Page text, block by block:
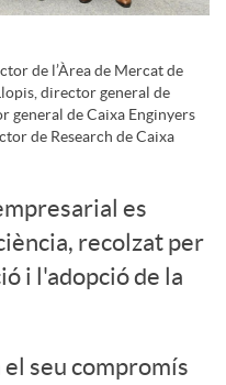
de l’Àrea de Mercat de
director general de
general de Caixa Enginyers
de Research de Caixa
es
recolzat per
i l'adopció de la
seu compromís